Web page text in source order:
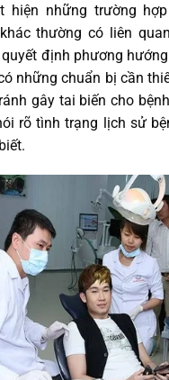
hiện những trường
thường có liên
định phương
những chuẩn bị cần
gây tai biến cho
rõ tình trạng lịch sử